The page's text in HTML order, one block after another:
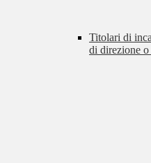
Titolari di
di direzione